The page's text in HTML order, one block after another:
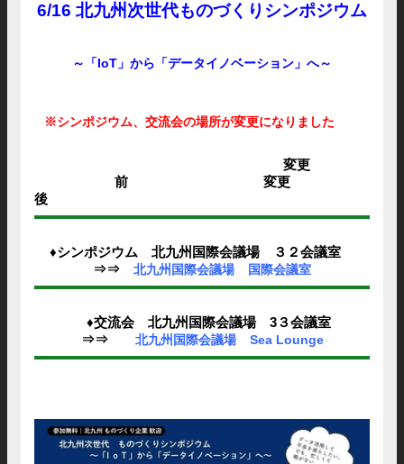
6/16 北九州次世代ものづくりシンポジウム
～「IoT」から「データイノベーション」へ～
※シンポジウム、交流会の場所が変更になりました
変更
前 変更
♦シンポジウム 北九州国際会議場 ３２会議室
⇒⇒ 北九州国際会議場 国際会議室
♦交流会 北九州国際会議場 3３会議室
⇒⇒ 北九州国際会議場 Sea Lounge